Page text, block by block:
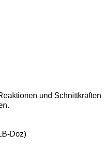
und Schnittkräften
Doz)